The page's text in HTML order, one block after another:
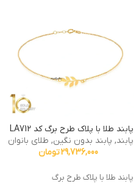
پابند طلا با پلاک طرح برگ کد LA712
پابند, پابند بدون نگین, طلای بانوان
29,736,000تومان
پابند طلا با پلاک طرح برگ